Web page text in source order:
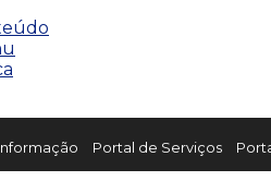
Portal de Serviços